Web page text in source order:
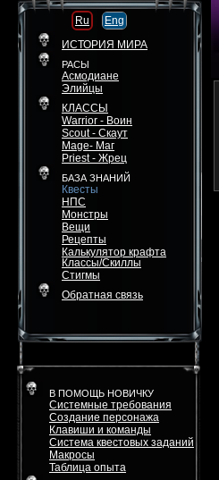
Ru
Eng
ИСТОРИЯ МИРА
РАСЫ
Асмодиане
Элийцы
КЛАССЫ
Warrior - Воин
Scout - Скаут
Mage- Маг
Priest - Жрец
БАЗА ЗНАНИЙ
Квесты
НПС
Монстры
Вещи
Рецепты
Калькулятор крафта
Классы/Скиллы
Стигмы
Обратная связь
В ПОМОЩЬ НОВИЧКУ
Системные требования
Создание персонажа
Клавиши и команды
Система квестовых заданий
Макросы
Таблица опыта